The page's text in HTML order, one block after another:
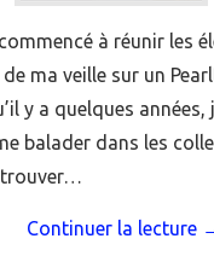
à réunir les
ma veille sur un
y a quelques années,
balader dans les
trouver…
Continuer la lecture